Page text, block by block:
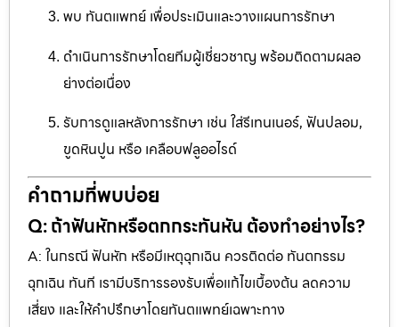
พบ ทันตแพทย์ เพื่อประเมินและวางแผนการรักษา
ดำเนินการรักษาโดยทีมผู้เชี่ยวชาญ พร้อมติดตามผลอ
ย่างต่อเนื่อง
รับการดูแลหลังการรักษา เช่น ใส่รีเทนเนอร์, ฟันปลอม,
ขูดหินปูน หรือ เคลือบฟลูออไรด์
คำถามที่พบบ่อย
Q: ถ้าฟันหักหรือตกกระทันหัน ต้องทำอย่างไร?
A: ในกรณี ฟันหัก หรือมีเหตุฉุกเฉิน ควรติดต่อ ทันตกรรม
ฉุกเฉิน ทันที เรามีบริการรองรับเพื่อแก้ไขเบื้องต้น ลดความ
เสี่ยง และให้คำปรึกษาโดยทันตแพทย์เฉพาะทาง